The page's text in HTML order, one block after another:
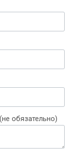
обязательно)